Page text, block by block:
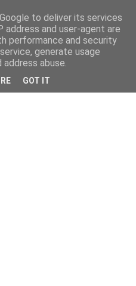
to deliver its services
address and user-agent are
performance and security
generate usage
abuse.
GOT IT